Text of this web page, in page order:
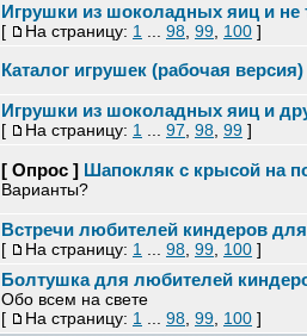
Игрушки из шоколадных яиц и не
[ На страницу: 1 98 99 100 ]
Каталог игрушек (рабочая
Игрушки из шоколадных яиц и
[ На страницу: 1 97 98 99 ]
[ Опрос ] Шапокляк с крысой на
Варианты?
Встречи любителей киндеров
[ На страницу: 1 98 99 100 ]
Болтушка для любителей
Обо всем на свете
[
На страницу: 1 98 99 100 ]